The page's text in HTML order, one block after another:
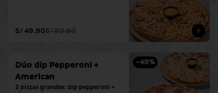
S/ 49.90S/ 80.80
-49%
Dúo dip Pepperoni +
American
2 pizzas grandes: dip pepperoni +